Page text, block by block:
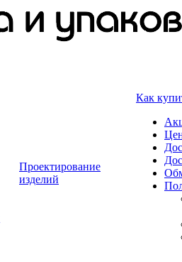
Проектирование
изделий
Как